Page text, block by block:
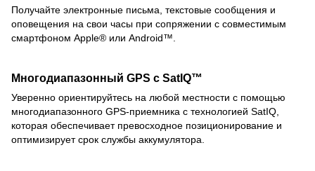
Получайте электронные письма, текстовые сообщения и
оповещения на свои часы при сопряжении с совместимым
смартфоном Apple® или Android™.
Многодиапазонный GPS с SatIQ™
Уверенно ориентируйтесь на любой местности с помощью
многодиапазонного GPS-приемника с технологией SatIQ,
которая обеспечивает превосходное позиционирование и
оптимизирует срок службы аккумулятора.